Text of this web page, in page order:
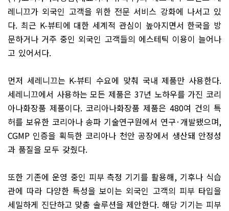
레니끄가 외국인 고객을 위한 전문 서비스 강화에 나서고 있
다. 최근 K-뷰티에 대한 세계적 관심이 높아지면서 한국을 방
문하거나 거주 중인 외국인 고객들의 에스테틱 이용이 늘어나
고 있어서다.
먼저 세레니끄는 K-뷰티 수요에 맞춰 국내 제품만 사용한다.
세레니끄에서 사용하는 모든 제품은 37년 노하우를 가진 코리
아나화장품 제품이다. 코리아나화장품 제품은 480여 건의 특
허를 보유한 코리아나 송파 기술연구원에서 연구·개발됐으며,
CGMP 인증을 획득한 코리아나 천안 공장에서 생산돼 안정성
과 품질을 모두 갖췄다.
또한 기존에 운영 중인 피부 측정 기기를 활용해, 기후나 식습
관에 따라 다양한 특성을 보이는 외국인 고객의 피부 타입을
세밀하게 진단하고 맞춤 솔루션을 제안한다. 해당 기기는 피부